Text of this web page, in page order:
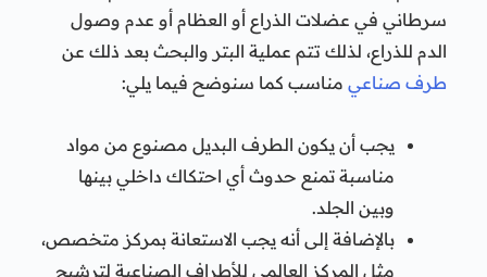
سرطاني في عضلات الذراع أو العظام أو عدم وصول
الدم للذراع، لذلك تتم عملية البتر والبحث بعد ذلك عن
طرف صناعيمناسب كما سنوضح فيما يلي:
يجب أن يكون الطرف البديل مصنوع من مواد
مناسبة تمنع حدوث أي احتكاك داخلي بينها
وبين الجلد.
بالإضافة إلى أنه يجب الاستعانة بمركز متخصص،
مثل المركز العالمي للأطراف الصناعية لترشيح